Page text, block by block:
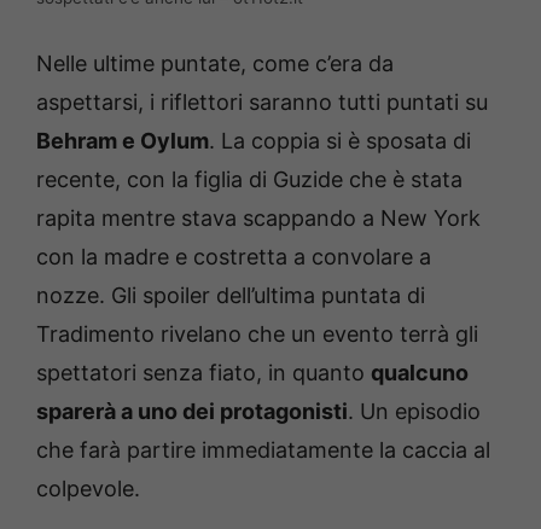
Nelle ultime puntate, come c’era da
aspettarsi, i riflettori saranno tutti puntati su
Behram e Oylum. La coppia si è sposata di
recente, con la figlia di Guzide che è stata
rapita mentre stava scappando a New York
con la madre e costretta a convolare a
nozze. Gli spoiler dell’ultima puntata di
Tradimento rivelano che un evento terrà gli
spettatori senza fiato, in quanto qualcuno
sparerà a uno dei protagonisti. Un episodio
che farà partire immediatamente la caccia al
colpevole.